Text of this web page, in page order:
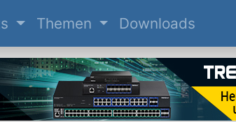
Themen Downloads